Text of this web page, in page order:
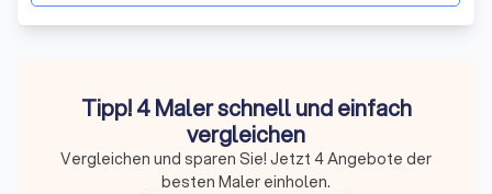
Tipp! 4 Maler schnell und einfach
vergleichen
Vergleichen und sparen Sie! Jetzt 4 Angebote der
besten Maler einholen.